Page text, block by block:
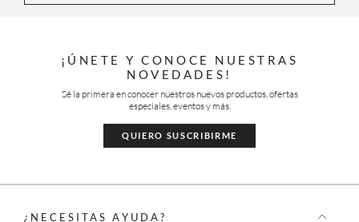
¡ÚNETE Y CONOCE NUESTRAS
NOVEDADES!
Sé la primera en conocer nuestros nuevos productos, ofertas
especiales, eventos y más.
QUIERO SUSCRIBIRME
¿NECESITAS AYUDA?